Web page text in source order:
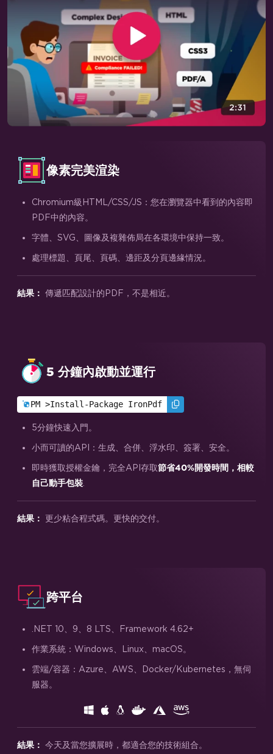
像素完美渲染
Chromium級HTML/CSS/JS：您在瀏覽器中看到的內容即
PDF中的內容。
字體、SVG、圖像及複雜佈局在各環境中保持一致。
處理標題、頁尾、頁碼、邊距及分頁邊緣情況。
結果： 傳遞匹配設計的PDF，不是相近。
5 分鐘內啟動並運行
PM >Install-Package IronPdf
5分鐘快速入門。
小而可讀的API：生成、合併、浮水印、簽署、安全。
即時獲取授權金鑰，完全API存取節省40%開發時間，相較
自己動手包裝
結果： 更少粘合程式碼。更快的交付。
跨平台
.NET 10、9、8 LTS、Framework 4.62+
作業系統：Windows、Linux、macOS。
雲端/容器：Azure、AWS、Docker/Kubernetes，無伺
服器。
結果： 今天及當您擴展時，都適合您的技術組合。